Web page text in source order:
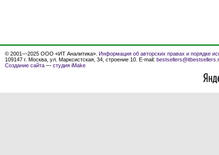
© 2001—2025 ООО «ИТ Аналитика». Информация об авторских правах и порядке
109147 г. Москва, ул. Марксистская, 34, строение 10. E-mail:
Создание сайта — студия iMake